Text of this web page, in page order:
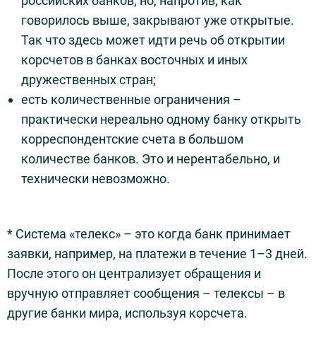
говорилось выше, закрывают уже открытые.
Так что здесь может идти речь об открытии
корсчетов в банках восточных и иных
дружественных стран;
есть количественные ограничения –
практически нереально одному банку открыть
корреспондентские счета в большом
количестве банков. Это и нерентабельно, и
технически невозможно.
* Система «телекс» – это когда банк принимает
заявки, например, на платежи в течение 1–3 дней.
После этого он централизует обращения и
вручную отправляет сообщения – телексы – в
другие банки мира, используя корсчета.